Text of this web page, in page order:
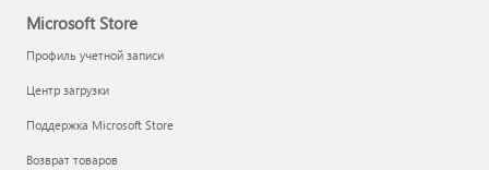
Microsoft Store
Профиль учетной записи
Центр загрузки
Поддержка Microsoft Store
Возврат товаров